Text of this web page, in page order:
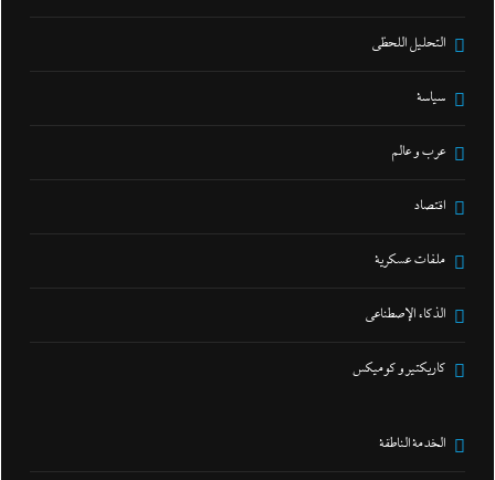
التحليل اللحظي
سياسة
عرب و عالم
اقتصاد
ملفات عسكرية
الذكاء الإصطناعي
كاريكتير و كوميكس
الخدمة الناطقة